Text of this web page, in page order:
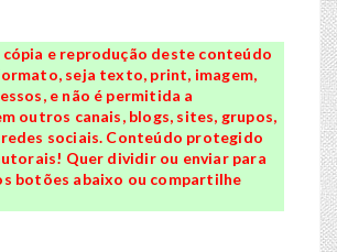
cópia e reprodução deste conteúdo
seja texto, print, imagem,
e não é permitida a
outros canais, blogs, sites, grupos,
sociais. Conteúdo protegido
Quer dividir ou enviar para
botões abaixo ou compartilhe